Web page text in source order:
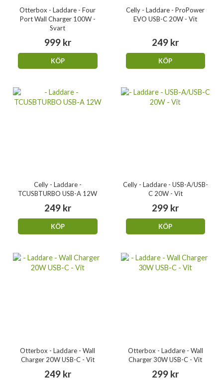
Otterbox - Laddare - Four
Port Wall Charger 100W -
Svart
999 kr
KÖP
Celly - Laddare - ProPower
EVO USB-C 20W - Vit
249 kr
KÖP
Celly - Laddare -
TCUSBTURBO USB-A 12W
249 kr
KÖP
Celly - Laddare - USB-A/USB-
C 20W - Vit
299 kr
KÖP
Otterbox - Laddare - Wall
Charger 20W USB-C - Vit
249 kr
Otterbox - Laddare - Wall
Charger 30W USB-C - Vit
299 kr